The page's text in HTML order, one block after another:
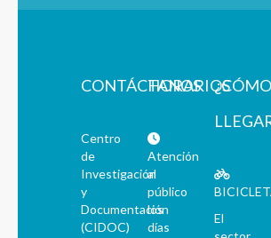
CONTÁCTANOS
Centro
de
Investigación
y
Documentación
(CIDOC)
HORARIOS
Atención
al
público
los
días
¿CÓMO
El